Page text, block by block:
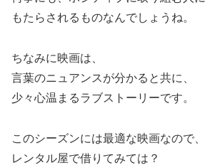
もたらされるものなんでしょうね。
ちなみに映画は、
言葉のニュアンスが分かると共に、
少々心温まるラブストーリーです。
このシーズンには最適な映画なので、
レンタル屋で借りてみては？